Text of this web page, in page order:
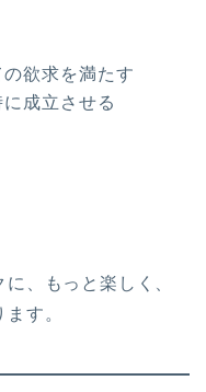
欲求を満たす
成立させる
、もっと楽しく、
す。